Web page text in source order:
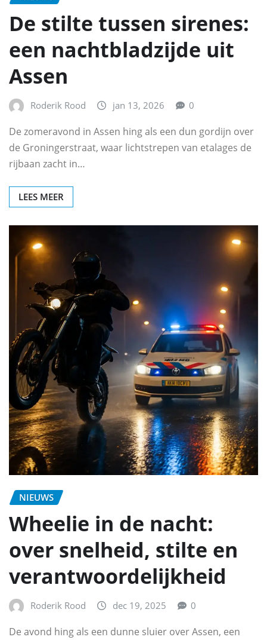
De stilte tussen sirenes:
een nachtbladzijde uit
Assen
Roderik Rood jan 13, 2026 0
De zomeravond in Assen hing als een dun gordijn over
de Groningerstraat, waar lichtstrepen van etalages de
rijbaan zacht in…
LEES MEER
NIEUWS
Wheelie in de nacht:
over snelheid, stilte en
verantwoordelijkheid
Roderik Rood dec 19, 2025 0
De avond hing als een dunne sluier over Assen, een